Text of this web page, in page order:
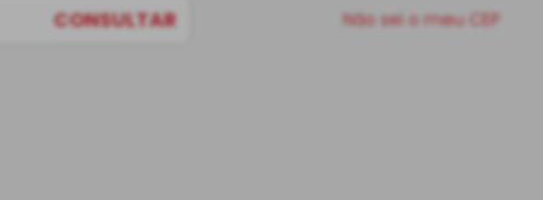
CONSULTAR
Não sei o meu CEP